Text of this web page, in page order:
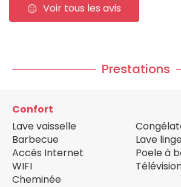
Voir tous les avis
Prestations
Confort
Lave vaisselle
Barbecue
Accès Internet
WIFI
Cheminée
Lave
Poele à